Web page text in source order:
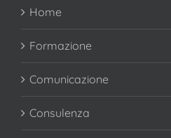
Home
Formazione
Comunicazione
Consulenza